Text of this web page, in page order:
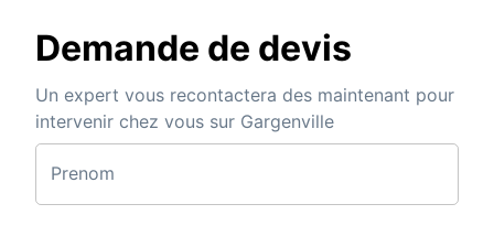
Demande de devis
Un expert vous recontactera des maintenant pour
intervenir chez vous sur Gargenville
Prenom